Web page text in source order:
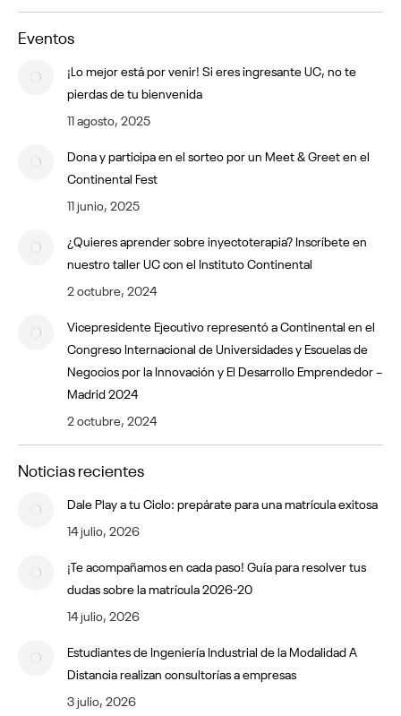
Eventos
¡Lo mejor está por venir! Si eres ingresante UC, no te
pierdas de tu bienvenida
11 agosto, 2025
Dona y participa en el sorteo por un Meet & Greet en el
Continental Fest
11 junio, 2025
¿Quieres aprender sobre inyectoterapia? Inscríbete en
nuestro taller UC con el Instituto Continental
2 octubre, 2024
Vicepresidente Ejecutivo representó a Continental en el
Congreso Internacional de Universidades y Escuelas de
Negocios por la Innovación y El Desarrollo Emprendedor –
Madrid 2024
2 octubre, 2024
Noticias recientes
Dale Play a tu Ciclo: prepárate para una matrícula exitosa
14 julio, 2026
¡Te acompañamos en cada paso! Guía para resolver tus
dudas sobre la matrícula 2026-20
14 julio, 2026
Estudiantes de Ingeniería Industrial de la Modalidad A
Distancia realizan consultorías a empresas
3 julio, 2026